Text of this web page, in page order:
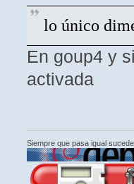
lo único
En goup4 y
activada
Siempre que pasa igual